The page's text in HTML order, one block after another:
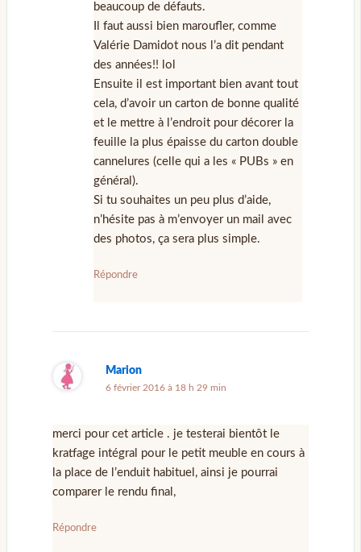
beaucoup de défauts.
Il faut aussi bien maroufler, comme
Valérie Damidot nous l’a dit pendant
des années!! lol
Ensuite il est important bien avant tout
cela, d’avoir un carton de bonne qualité
et le mettre à l’endroit pour décorer la
feuille la plus épaisse du carton double
cannelures (celle qui a les « PUBs » en
général).
Si tu souhaites un peu plus d’aide,
n’hésite pas à m’envoyer un mail avec
des photos, ça sera plus simple.
Répondre
Marion
6 février 2016 à 18 h 29 min
merci pour cet article . je testerai bientôt le
kratfage intégral pour le petit meuble en cours à
la place de l’enduit habituel, ainsi je pourrai
comparer le rendu final,
Répondre